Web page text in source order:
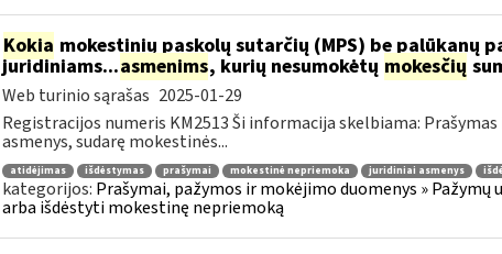
Kokia mokestinių paskolų sutarčių (MPS) be palūkanų
juridiniams...asmenims, kurių nesumokėtų mokesčių
Web turinio sąrašas 2025-01-29
Registracijos numeris KM2513 Ši informacija skelbiama:
asmenys, sudarę mokestinės...
atidėjimas išdėstymas prašymai mokestinė nepriemoka juridiniai asmenys
kategorijos: Prašymai, pažymos ir mokėjimo duomenys »
arba išdėstyti mokestinę nepriemoką